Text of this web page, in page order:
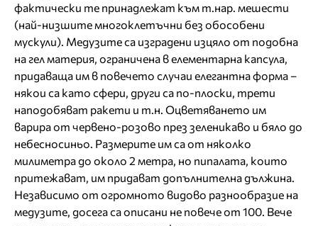
фактически те принадлежат към т.нар. мешести
(най-низшите многоклетъчни без обособени
мускули). Медузите са изградени изцяло от подобна
на гел материя, ограничена в елементарна капсула,
придаваща им в повечето случаи елегантна форма –
някои са като сфери, други са по-плоски, трети
наподобяват ракети и т.н. Оцветяването им
варира от червено-розово през зеленикаво и бяло до
небесносиньо. Размерите им са от няколко
милиметра до около 2 метра, но пипалата, които
притежават, им придават допълнителна дължина.
Независимо от огромното видово разнообразие на
медузите, досега са описани не повече от 100. Вече